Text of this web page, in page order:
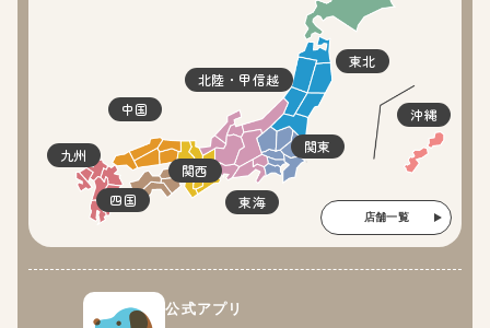
東北
関東
北陸・甲信越
東海
関西
四国
中国
九州
沖縄
店舗一覧
公式アプリ